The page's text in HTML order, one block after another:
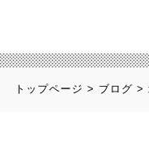
トップページ > ブログ >